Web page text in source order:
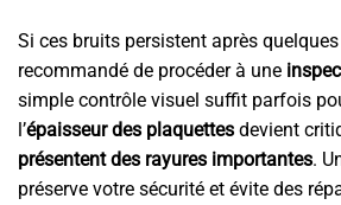
Si ces bruits persistent après
recommandé de procéder à une
simple contrôle visuel suffit parfois
l’épaisseur des plaquettes devient
présentent des rayures importantes.
préserve votre sécurité et évite des